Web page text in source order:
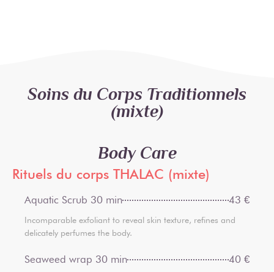
Soins du Corps Traditionnels
(mixte)
Body Care
Rituels du corps THALAC (mixte)
Aquatic Scrub 30 min 43 €
Incomparable exfoliant to reveal skin texture, refines and
delicately perfumes the body.
Seaweed wrap 30 min 40 €